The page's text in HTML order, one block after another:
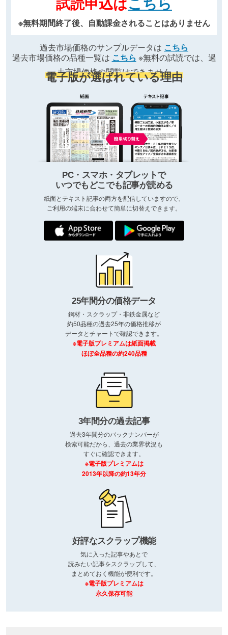
※無料期間終了後、自動課金されることはありません
過去市場価格のサンプルデータは こちら
過去市場価格の品種一覧は こちら ※無料の試読では、過
去市場価格の閲覧はできません
電子版が選ばれている理由
PC・スマホ・タブレットで
いつでもどこでも記事が読める
紙面とテキスト記事の両方を配信していますので、
ご利用の端末に合わせて簡単に切替えできます。
25年間分の価格データ
鋼材・スクラップ・非鉄金属など
約50品種の過去25年の価格推移が
データとチャートで確認できます。
※電子版プレミアムは紙面掲載
ほぼ全品種の約240品種
3年間分の過去記事
過去3年間分のバックナンバーが
検索可能だから、過去の業界状況も
すぐに確認できます。
※電子版プレミアムは
2013年以降の約13年分
好評なスクラップ機能
気に入った記事やあとで
読みたい記事をスクラップして、
まとめておく機能が便利です。
※電子版プレミアムは
永久保存可能